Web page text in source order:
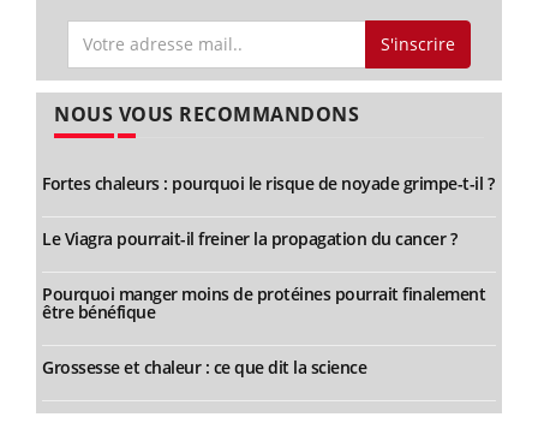
S'inscrire
NOUS VOUS RECOMMANDONS
Fortes chaleurs : pourquoi le risque de noyade grimpe-t-il ?
Le Viagra pourrait-il freiner la propagation du cancer ?
Pourquoi manger moins de protéines pourrait finalement
être bénéfique
Grossesse et chaleur : ce que dit la science